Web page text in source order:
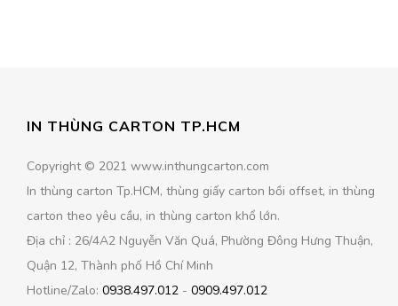
IN THÙNG CARTON TP.HCM
Copyright © 2021 www.inthungcarton.com
In thùng carton Tp.HCM, thùng giấy carton bồi offset, in thùng
carton theo yêu cầu, in thùng carton khổ lớn.
Địa chỉ : 26/4A2 Nguyễn Văn Quá, Phường Đông Hưng Thuận,
Quận 12, Thành phố Hồ Chí Minh
Hotline/Zalo: 0938.497.012 - 0909.497.012